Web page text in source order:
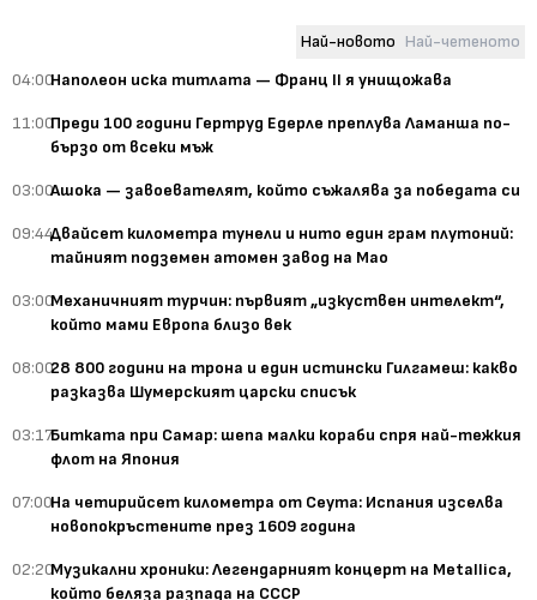
Най-новото Най-четеното
04:00Наполеон иска титлата — Франц II я унищожава
11:00Преди 100 години Гертруд Едерле преплува Ламанша по-
бързо от всеки мъж
03:00Ашока — завоевателят, който съжалява за победата си
09:44Двайсет километра тунели и нито един грам плутоний:
тайният подземен атомен завод на Мао
03:00Механичният турчин: първият „изкуствен интелект“,
който мами Европа близо век
08:0028 800 години на трона и един истински Гилгамеш: какво
разказва Шумерският царски списък
03:17Битката при Самар: шепа малки кораби спря най-тежкия
флот на Япония
07:00На четирийсет километра от Сеута: Испания изселва
новопокръстените през 1609 година
02:20Музикални хроники: Легендарният концерт на Metallica,
който беляза разпада на СССР